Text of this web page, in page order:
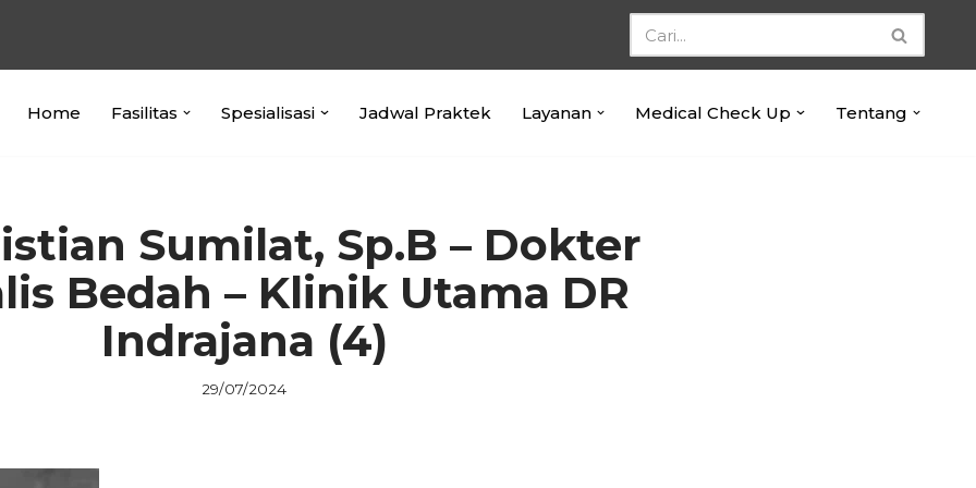
Home Fasilitas Spesialisasi Jadwal Praktek Layanan Medical Check Up Tentang
Sumilat, Sp.B – Dokter
Bedah – Klinik Utama DR
Indrajana (4)
29/07/2024